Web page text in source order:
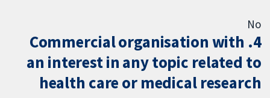
No
4. Commercial organisation with
an interest in any topic related to
health care or medical research